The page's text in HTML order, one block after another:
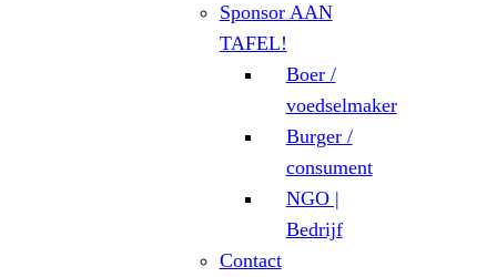
Sponsor AAN
TAFEL!
Boer /
voedselmaker
Burger /
consument
NGO |
Bedrijf
Contact